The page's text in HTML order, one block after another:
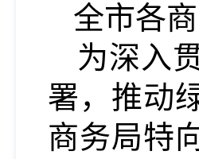
全市各
为深入
署，推动
商务局特